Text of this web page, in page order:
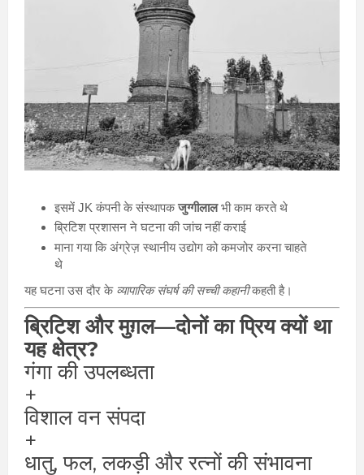
इसमें JK कंपनी के संस्थापकजुग्गीलालभी काम करते थे
ब्रिटिश प्रशासन ने घटना की जांच नहीं कराई
माना गया कि अंग्रेज़ स्थानीय उद्योग को कमजोर करना चाहते
थे
यह घटना उस दौर के व्यापारिक संघर्ष की सच्ची कहानीकहती है।
ब्रिटिश और मुग़ल—दोनों का प्रिय क्यों था
यह क्षेत्र?
गंगा की उपलब्धता
+
विशाल वन संपदा
+
धातु, फल, लकड़ी और रत्नों की संभावना